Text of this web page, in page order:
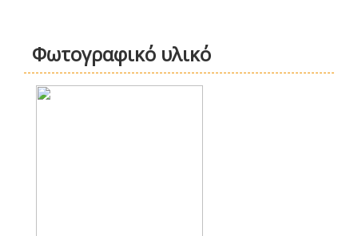
Φωτογραφικό υλικό